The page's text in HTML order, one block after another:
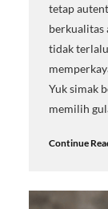
tetap
berkualitas
tidak
Yuk simak
memilih
Continue